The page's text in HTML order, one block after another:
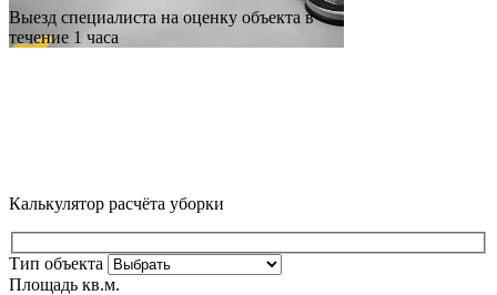
Выезд специалиста на оценку объекта в
течение 1 часа
Калькулятор расчёта уборки
Тип объекта
Площадь кв.м.